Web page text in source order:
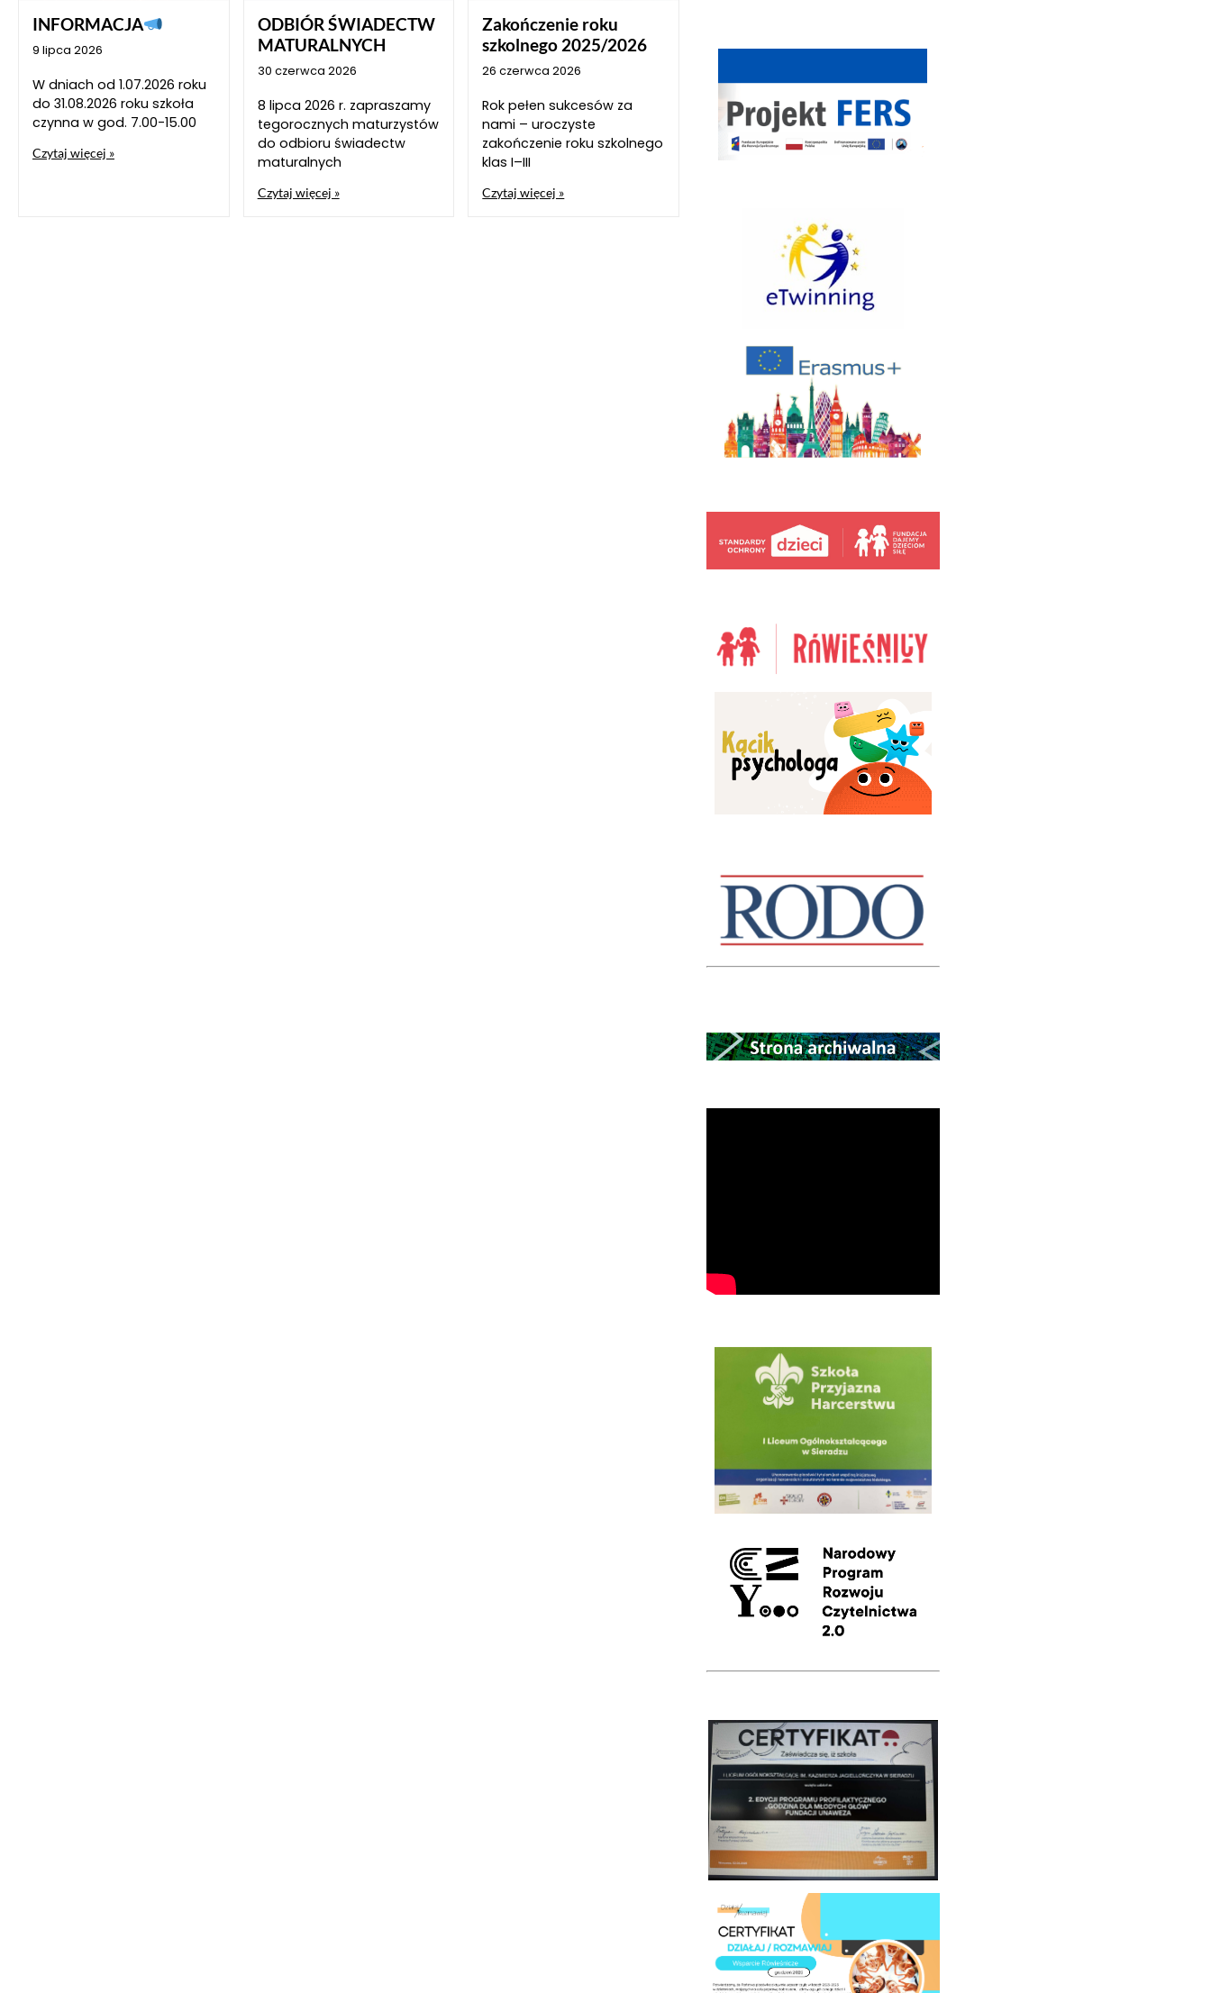
INFORMACJA
9 lipca 2026
W dniach od 1.07.2026 roku
do 31.08.2026 roku szkoła
czynna w god. 7.00-15.00
Czytaj więcej »
ODBIÓR ŚWIADECTW
MATURALNYCH
30 czerwca 2026
8 lipca 2026 r. zapraszamy
tegorocznych maturzystów
do odbioru świadectw
maturalnych
Czytaj więcej »
Zakończenie roku
szkolnego 2025/2026
26 czerwca 2026
Rok pełen sukcesów za
nami – uroczyste
zakończenie roku szkolnego
klas I–III
Czytaj więcej »